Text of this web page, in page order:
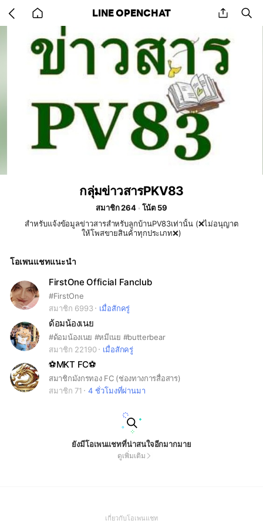
back
home
LINE OPENCHAT share
กลุ่มข่าวสารPKV83
สมาชิก 264
โน้ต 59
สำหรับแจ้งข้อมูลข่าวสารสำหรับลูกบ้านPV83เท่านั้น (❌ไม่อนุญาต
ให้โพสขายสินค้าทุกประเภท❌)
โอเพนแชทแนะนำ
FirstOne Official Fanclub
#FirstOne
สมาชิก 6993
เมื่อสักครู่
ด้อมน้องเนย
#ด้อมน้องเนย #หมีเนย #butterbear
สมาชิก 22190
เมื่อสักครู่
⚽️MKT FC⚽️
สมาชิกมังกรทอง FC (ช่องทางการสื่อสาร)
สมาชิก 71
4 ชั่วโมงที่ผ่านมา
ยังมีโอเพนแชทที่น่าสนใจอีกมากมาย
ดูเพิ่มเติม
เกี่ยวกับโอเพนแชท(Open